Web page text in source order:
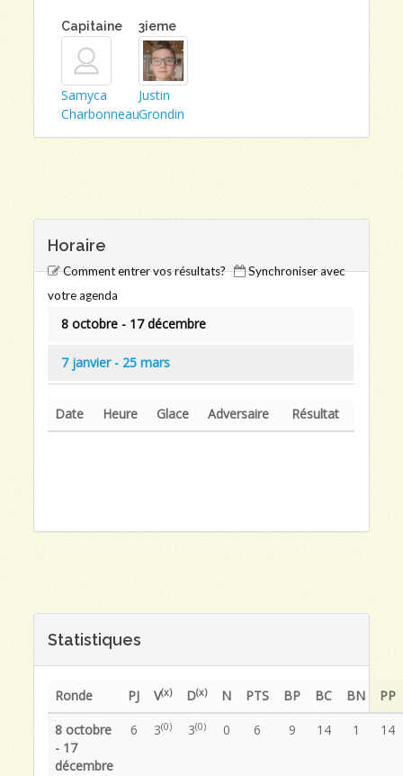
Capitaine
Samyca
Charbonneau
3ieme
Justin
Grondin
Horaire
Comment entrer vos résultats?
Synchroniser avec
votre agenda
8 octobre - 17 décembre
7 janvier - 25 mars
Date Heure Glace Adversaire Résultat
Statistiques
Ronde PJ V(x) D(x) N PTS BP BC BN
PP
8 octobre
- 17
décembre
6 3(0) 3(0) 0 6 9 14 1 14